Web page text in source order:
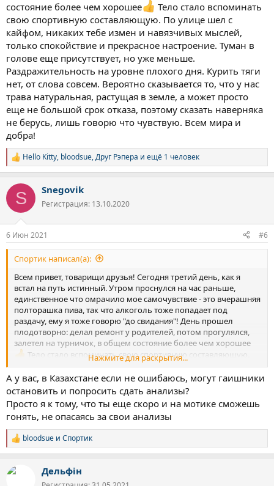
состояние более чем хорошее
Тело стало вспоминать
свою спортивную составляющую. По улице шел с
кайфом, никаких тебе измен и навязчивых мыслей,
только спокойствие и прекрасное настроение. Туман в
голове еще присутствует, но уже меньше.
Раздражительность на уровне плохого дня. Курить тяги
нет, от слова совсем. Вероятно сказывается то, что у нас
трава натуральная, растущая в земле, а может просто
еще не большой срок отказа, поэтому сказать наверняка
не берусь, лишь говорю что чувствую. Всем мира и
добра!
Р
е
к
и
Hello Kitty, bloodsue,Друг Рэпера и ещё 1 человек
S Snegovik
Регистрация: 13.10.2020
6 Июн 2021 #6
Спортик написал(а):
Всем привет, товарищи друзья! Сегодня третий день, как я
встал на путь истинный. Утром проснулся на час раньше,
единственное что омрачило мое самочувствие - это вчерашняя
полторашка пива, так что алкоголь тоже попадает под
раздачу, ему я тоже говорю "до свидания"! День прошел
плодотворно: делал ремонт у родителей, потом прогулялся,
залетел на турничок, в общем состояние более чем хорошее
Тело стало вспоминать свою спортивную составляющую.
По улице шел с кайфом, никаких тебе измен и навязчивых
мыслей, только спокойствие и прекрасное настроение. Туман в
голове еще присутствует, но уже меньше. Раздражительность
на уровне плохого дня. Курить тяги нет, от слова совсем.
Вероятно сказывается то, что у нас трава натуральная,
растущая в земле, а может просто еще не большой срок отказа,
поэтому сказать наверняка не берусь, лишь говорю что
чувствую. Всем мира и добра!
Нажмите для раскрытия...
А у вас, в Казахстане если не ошибаюсь, могут гаишники
остановить и попросить сдать анализы?
Просто я к тому, что ты еще скоро и на мотике сможешь
гонять, не опасаясь за свои анализы
Р
е
к
bloodsue и Спортик
Дельфін